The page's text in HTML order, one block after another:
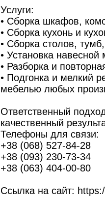
Услуги:
• Сборка шкафов,
• Сборка кухонь и
• Сборка столов,
• Установка
• Разборка и
• Подгонка и мелкий
мебелью любых
Ответственный
качественный
Телефоны для связи:
+38 (068) 527-84-28
+38 (093) 230-73-34
+38 (063) 404-00-80
Ссылка на сайт: